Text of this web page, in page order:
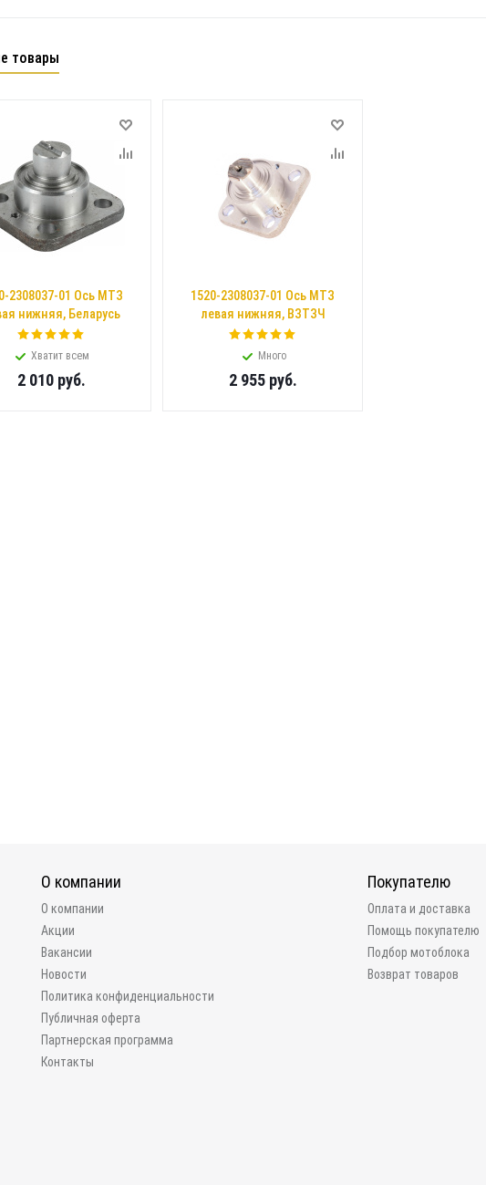
товары
2308037-01 Ось МТЗ
нижняя, Беларусь
Хватит всем
2 010руб.
1520-2308037-01 Ось МТЗ
левая нижняя, ВЗТЗЧ
Много
2 955руб.
О компании
О компании
Акции
Вакансии
Новости
Политика конфиденциальности
Публичная оферта
Партнерская программа
Контакты
Покупателю
Оплата и доставка
Помощь покупателю
Подбор мотоблока
Возврат товаров